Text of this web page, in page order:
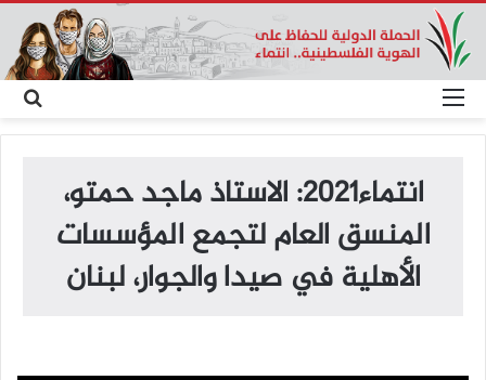
عن
انتماء2021: الاستاذ ماجد حمتو،
المنسق العام لتجمع المؤسسات
الأهلية في صيدا والجوار، لبنان